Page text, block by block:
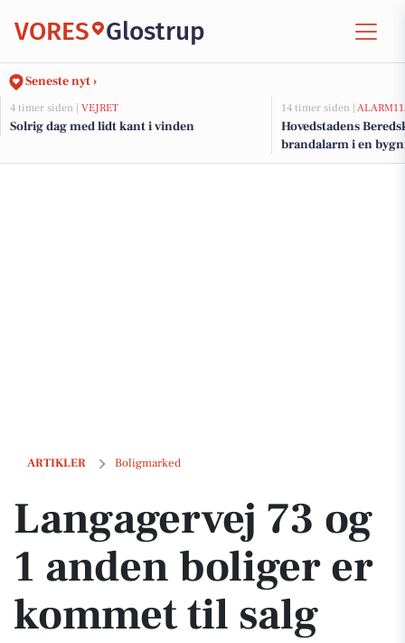
VORES Glostrup
Seneste nyt ›
4 timer siden | VEJRET
Solrig dag med lidt kant i vinden
14 timer siden |
Hovedstadens
brandalarm i en
ARTIKLER Boligmarked
Langagervej 73 og 1 anden boliger er kommet til salg denne uge i
Langagervej 73 og
1 anden boliger er
kommet til salg